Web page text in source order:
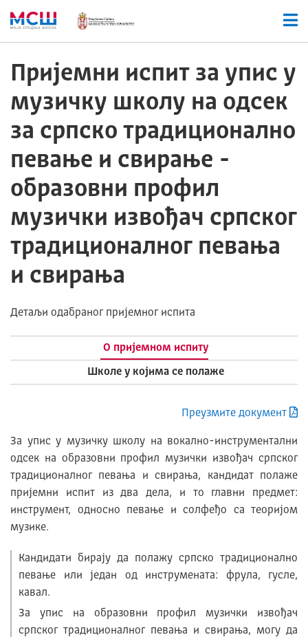
Пријемни испит за упис у
музичку школу на одсек
за српско традиционално
певање и свирање -
образовни профил
музички извођач српског
традиционалног певања
и свирања
Детаљи одабраног пријемног испита
О пријемном испиту
Школе у којима се полаже
Преузмите документ
За упис у музичку школу на вокално-инструментални
одсек на образовни профил музички извођач српског
традиционалног певања и свирања, кандидат полаже
пријемни испит из два дела, и то главни предмет:
инструмент, односно певање и солфеђо са теоријом
музике.
Кандидати бирају да полажу српско традиционално
певање или један од инструмената: фрула, гусле,
кавал.
За упис на образовни профил музички извођач
српског традиционалног певања и свирања, могу да